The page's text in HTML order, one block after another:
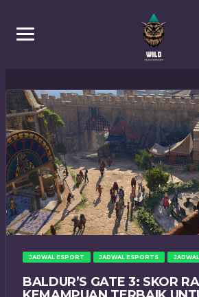
JADWAL ESPORT JADWAL ESPORTS
BALDUR’S GATE 3: SKOR